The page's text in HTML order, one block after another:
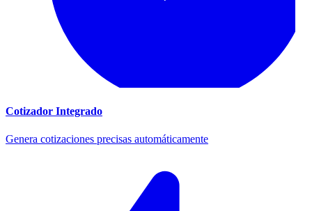
Cotizador Integrado
Genera cotizaciones precisas automáticamente